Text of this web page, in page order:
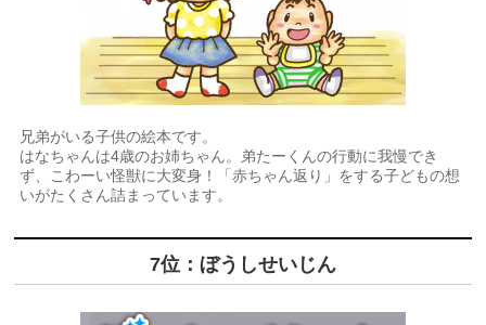
兄弟がいる子供の絵本です。
はなちゃんは4歳のお姉ちゃん。弟たーくんの行動に我慢でき
ず、こわーい怪獣に大変身！「赤ちゃん返り」をする子どもの想
いがたくさん詰まっています。
7位：ぼうしせいじん